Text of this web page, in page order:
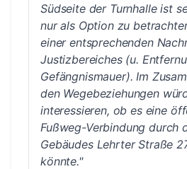
Südseite der Turnhalle ist
nur als Option zu
einer entsprechenden
Justizbereiches (u.
Gefängnismauer). Im
den Wegebeziehungen
interessieren, ob es eine
Fußweg-Verbindung durch
Gebäudes Lehrter Straße
könnte."